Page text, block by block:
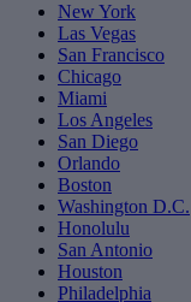
New York
Las Vegas
San Francisco
Chicago
Miami
Los Angeles
San Diego
Orlando
Boston
Washington D.C.
Honolulu
San Antonio
Houston
Philadelphia